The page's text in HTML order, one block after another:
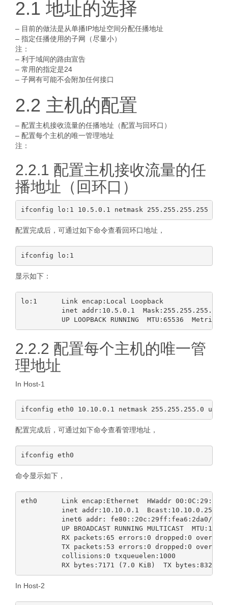
2.1 地址的选择
– 目前的做法是从单播IP地址空间分配任播地址
– 指定任播使用的子网（尽量小）
注：
– 利于域间的路由宣告
– 常用的指定是24
– 子网有可能不会附加任何接口
2.2 主机的配置
– 配置主机接收流量的任播地址（配置与回环口）
– 配置每个主机的唯一管理地址
注：
2.2.1 配置主机接收流量的任
播地址（回环口）
配置完成后，可通过如下命令查看回环口地址，
显示如下：
lo:1      Link encap:Local Loopback
          inet addr:10.5.0.1  Mask:255.255.255.255
2.2.2 配置每个主机的唯一管
理地址
In Host-1
配置完成后，可通过如下命令查看管理地址，
命令显示如下，
eth0      Link encap:Ethernet  HWaddr
inet addr:10.10.0.1  Bcast:10.10.0.255
inet6 addr: fe80::20c:29ff:fea6:2da0/64
UP BROADCAST RUNNING MULTICAST  MTU:1500
RX packets:65 errors:0 dropped:0
TX packets:53 errors:0 dropped:0
          collisions:0 txqueuelen:1000
In Host-2